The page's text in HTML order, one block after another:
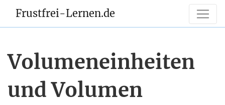
Frustfrei-Lernen.de
Volumeneinheiten
und Volumen